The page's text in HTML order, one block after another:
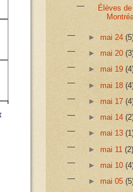
Élèves
► mai 24
► mai 20
► mai 19
► mai 18
► mai 17
► mai 14
► mai 13
► mai 11 (2)
► mai 10
► mai 05